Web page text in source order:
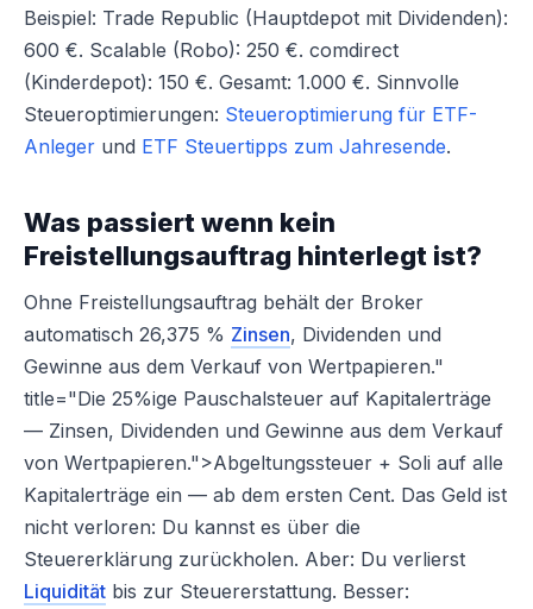
Beispiel: Trade Republic (Hauptdepot mit Dividenden):
600 €. Scalable (Robo): 250 €. comdirect
(Kinderdepot): 150 €. Gesamt: 1.000 €. Sinnvolle
Steueroptimierungen: Steueroptimierung für ETF-
Anleger und ETF Steuertipps zum Jahresende.
Was passiert wenn kein
Freistellungsauftrag hinterlegt ist?
Ohne Freistellungsauftrag behält der Broker
automatisch 26,375 % Zinsen, Dividenden und
Gewinne aus dem Verkauf von Wertpapieren."
title="Die 25%ige Pauschalsteuer auf Kapitalerträge
— Zinsen, Dividenden und Gewinne aus dem Verkauf
von Wertpapieren.">Abgeltungssteuer + Soli auf alle
Kapitalerträge ein — ab dem ersten Cent. Das Geld ist
nicht verloren: Du kannst es über die
Steuererklärung zurückholen. Aber: Du verlierst
Liquidität bis zur Steuererstattung. Besser: